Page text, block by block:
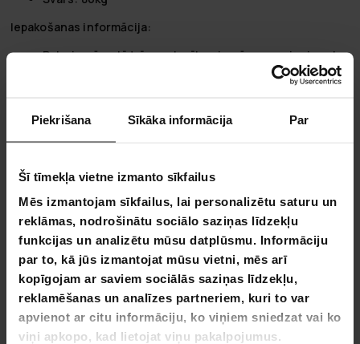
Piekrišana Sīkāka informācija Par
Šī tīmekļa vietne izmanto sīkfailus
Mēs izmantojam sīkfailus, lai personalizētu saturu un
reklāmas, nodrošinātu sociālo saziņas līdzekļu
funkcijas un analizētu mūsu datplūsmu. Informāciju
par to, kā jūs izmantojat mūsu vietni, mēs arī
kopīgojam ar saviem sociālās saziņas līdzekļu,
reklamēšanas un analīzes partneriem, kuri to var
apvienot ar citu informāciju, ko viņiem sniedzat vai ko
viņi apkopo, kad lietojat viņu pakalpojumus.
Iepakošanas informācija:
Paku izmērs:Līdzīgs salocītam izmēram ar pievienotu
Ietver auto jumta telts svaru un
vairāk vietas, ērti ietilpst visa ģimene.
Ērtības:Uzlabotas, pateicoties biezam matracim un
aizsargtīkliem pret moskītiem, nodrošinot mierīgu
miegu.
Ilgmūžība:Izstrādāts ar izturīgiem materiāliem, kas ir
izturīgi pret plīsumiem dažādos apstākļos.
Montāžas ērtums: Piedāvā ļoti vieglu montāžu ar
gāzes atbalstītu atvēršanu.
Nordcore - par zīmolu: